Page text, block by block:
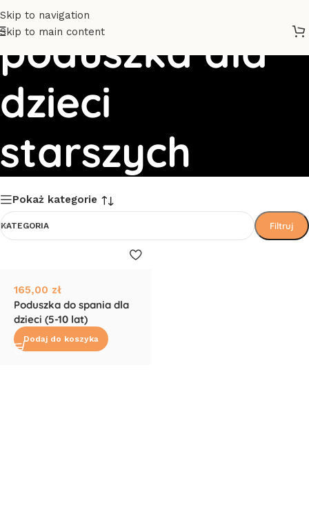
Skip to navigation
Skip to main content
poduszka dla
dzieci
starszych
Pokaż kategorie
KATEGORIA Filtruj
165,00 zł
Poduszka do spania dla
dzieci (5-10 lat)
Dodaj do koszyka